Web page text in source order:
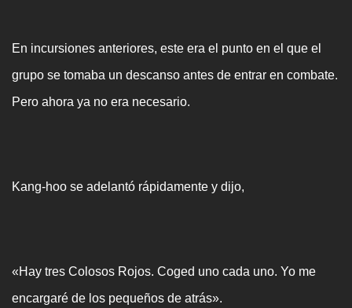
En incursiones anteriores, este era el punto en el que el
grupo se tomaba un descanso antes de entrar en combate.
Pero ahora ya no era necesario.
Kang-hoo se adelantó rápidamente y dijo,
«Hay tres Colosos Rojos. Coged uno cada uno. Yo me
encargaré de los pequeños de atrás».